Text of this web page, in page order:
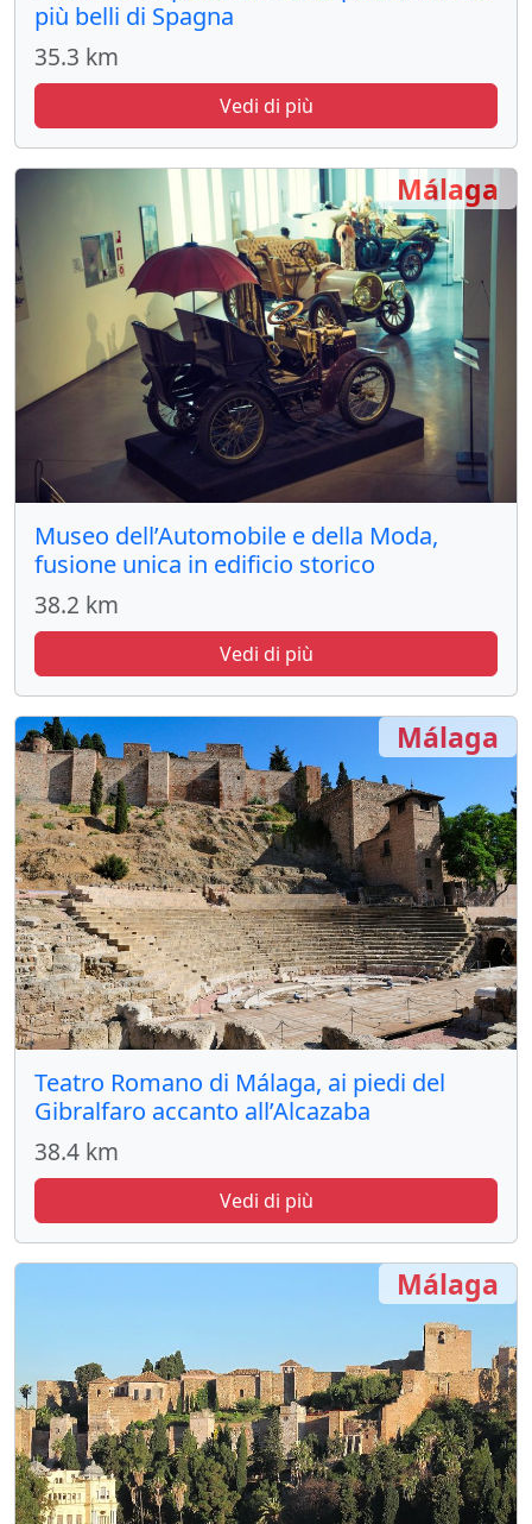
più belli di Spagna
35.3 km
Vedi di più
Museo dell’Automobile e della Moda,
fusione unica in edificio storico
38.2 km
Vedi di più
Málaga
Teatro Romano di Málaga, ai piedi del
Gibralfaro accanto all’Alcazaba
38.4 km
Vedi di più
Málaga
Málaga